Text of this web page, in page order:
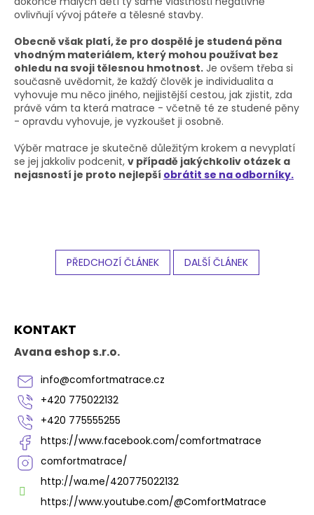
ovlivňují vývoj páteře a tělesné stavby.
Obecně však platí, že pro dospělé je studená pěna
vhodným materiálem, který mohou používat bez
ohledu na svoji tělesnou hmotnost. Je ovšem třeba si
současně uvědomit, že každý člověk je individualita a
vyhovuje mu něco jiného, nejjistější cestou, jak zjistit, zda
právě vám ta která matrace - včetně té ze studené pěny
- opravdu vyhovuje, je vyzkoušet ji osobně.
Výběr matrace je skutečně důležitým krokem a nevyplatí
se jej jakkoliv podcenit, v případě jakýchkoliv otázek a
nejasností je proto nejlepší obrátit se na odborníky.
PŘEDCHOZÍ ČLÁNEK DALŠÍ ČLÁNEK
KONTAKT
Avana eshop s.r.o.
info@comfortmatrace.cz
+420 775022132
+420 775555255
https://www.facebook.com/comfortmatrace
comfortmatrace/
http://wa.me/420775022132
https://www.youtube.com/@ComfortMatrace